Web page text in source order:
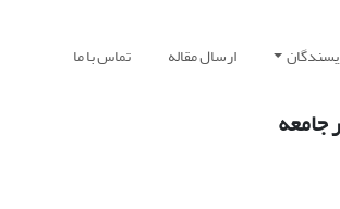
ارسال مقاله تماس با ما
جامعه